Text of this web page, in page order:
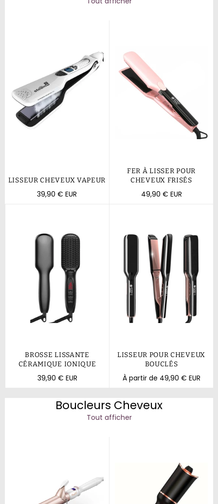
LISSEUR CHEVEUX VAPEUR
Prix
39,90 € EUR
FER À LISSER POUR
CHEVEUX FRISÉS
Prix
49,90 € EUR
BROSSE LISSANTE
CÉRAMIQUE IONIQUE
Prix
39,90 € EUR
LISSEUR POUR CHEVEUX
BOUCLÉS
À partir de 49,90 € EUR
Boucleurs Cheveux
Tout afficher